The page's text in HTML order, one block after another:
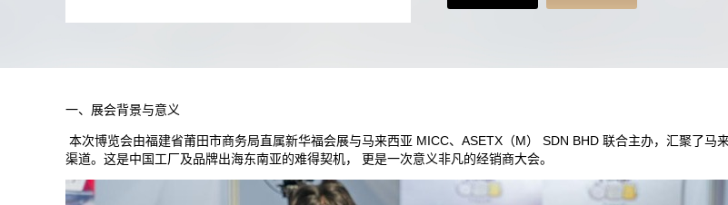
一、展会背景与意义
本次博览会由福建省莆田市商务局直属新华福会展与马来西亚 MICC、ASETX（M） SDN BHD 联合主办，汇聚了
渠道。这是中国工厂及品牌出海东南亚的难得契机， 更是一次意义非凡的经销商大会。